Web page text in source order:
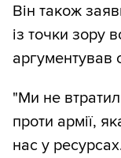
Він також
із точки зору
аргументував
"Ми не
проти армії,
нас у